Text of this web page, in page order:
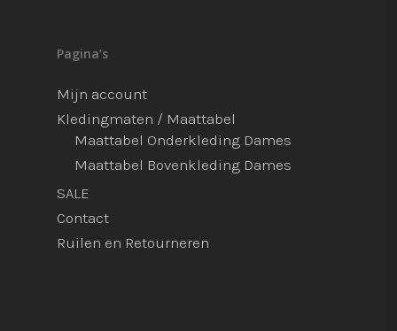
Pagina’s
Mijn account
Kledingmaten / Maattabel
Maattabel Onderkleding Dames
Maattabel Bovenkleding Dames
SALE
Contact
Ruilen en Retourneren